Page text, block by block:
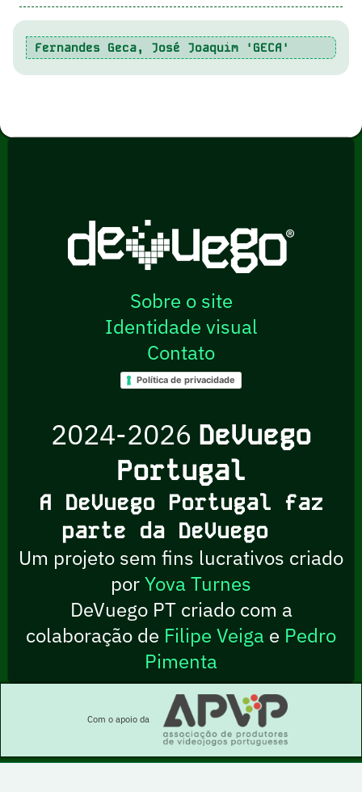
Fernandes Geca, José Joaquim 'GECA'
Sobre o site
Identidade visual
Contato
Política de privacidade
2024-2026 DeVuego
Portugal
A DeVuego Portugal faz
parte da DeVuego
Um projeto sem fins lucrativos criado
porYova Turnes
DeVuego PT criado com a
colaboração de Filipe Veiga e Pedro
Pimenta
Com o apoio da